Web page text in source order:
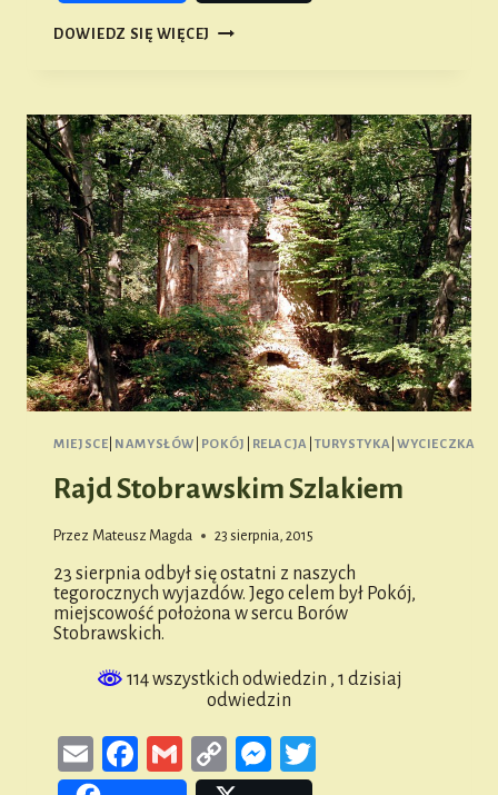
DOWIEDZ SIĘ WIĘCEJ III
MIEJSCE NAMYSŁÓW POKÓJ RELACJA TURYSTYKA WYCIECZKA
Rajd Stobrawskim Szlakiem
Przez Mateusz Magda 23 sierpnia, 2015
23 sierpnia odbył się ostatni z naszych
tegorocznych wyjazdów. Jego celem był Pokój,
miejscowość położona w sercu Borów
Stobrawskich.
114 wszystkich odwiedzin , 1 dzisiaj
odwiedzin
EmailFacebook
GmailCopyMessenger